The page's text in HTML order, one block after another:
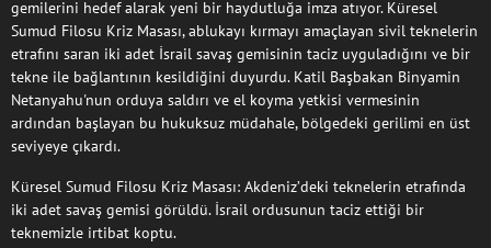
gemilerini hedef alarak yeni bir haydutluğa imza atıyor. Küresel
Sumud Filosu Kriz Masası, ablukayı kırmayı amaçlayan sivil teknelerin
etrafını saran iki adet İsrail savaş gemisinin taciz uyguladığını ve bir
tekne ile bağlantının kesildiğini duyurdu. Katil Başbakan Binyamin
Netanyahu'nun orduya saldırı ve el koyma yetkisi vermesinin
ardından başlayan bu hukuksuz müdahale, bölgedeki gerilimi en üst
seviyeye çıkardı.
Küresel Sumud Filosu Kriz Masası: Akdeniz’deki teknelerin etrafında
iki adet savaş gemisi görüldü. İsrail ordusunun taciz ettiği bir
teknemizle irtibat koptu.